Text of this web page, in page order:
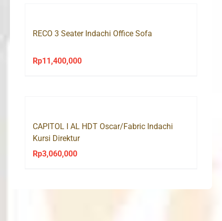
RECO 3 Seater Indachi Office Sofa
Rp11,400,000
CAPITOL I AL HDT Oscar/Fabric Indachi
Kursi Direktur
Rp3,060,000